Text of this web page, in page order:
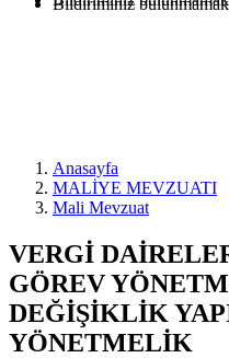
Bildiriminiz
Anasayfa
MALİYE MEVZUATI
Mali Mevzuat
VERGİ
GÖREV
DEĞİŞİKLİK
YÖNETMELİK